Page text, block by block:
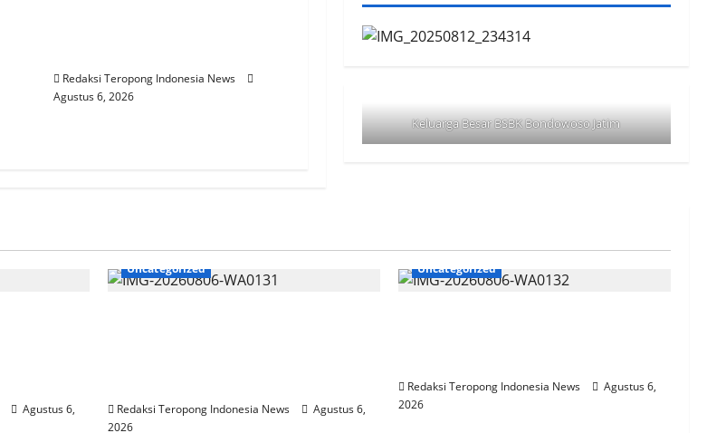
Redaksi Teropong Indonesia News
Agustus 6, 2026
Keluarga Besar BSBK Bondowoso Jatim
Agustus 6,
Uncategorized
Redaksi Teropong Indonesia News
Agustus 6,
2026
Uncategorized
Redaksi Teropong Indonesia News
Agustus 6,
2026